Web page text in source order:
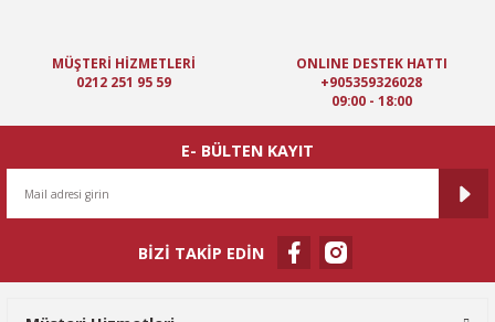
Ürün bilgilerinde hatalar bulunuyor.
Ürün fiyatı diğer sitelerden daha pahalı.
Gönder
MÜŞTERİ HİZMETLERİ
0212 251 95 59
ONLINE DESTEK HATTI
+905359326028
09:00 - 18:00
E- BÜLTEN KAYIT
BİZİ TAKİP EDİN